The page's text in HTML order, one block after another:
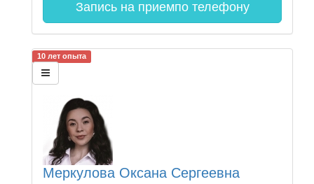
Запись на приемпо телефону
10 лет опыта
Меркулова Оксана Сергеевна